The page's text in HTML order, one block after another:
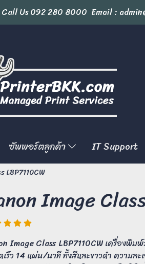
Us092 280 8000 Email :
ซัพพอร์ตลูกค้า IT Support
LBP7110CW
Image
Image Class LBP7110CW เครื่องพิ
เร็ว 14 แผ่น/นาที ทั้งสีและขาวดำ ความ